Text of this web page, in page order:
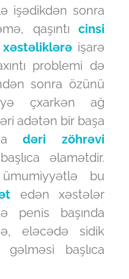
işədikdən sonra
qaşıntı cinsi
işarə
problemi də
sonra özünü
çxarkən ağ
adətən bir başa
dəri zöhrəvi
əlamətdir.
bu
edən xəstələr
penis başında
eləcədə sidik
gəlməsi başlıca